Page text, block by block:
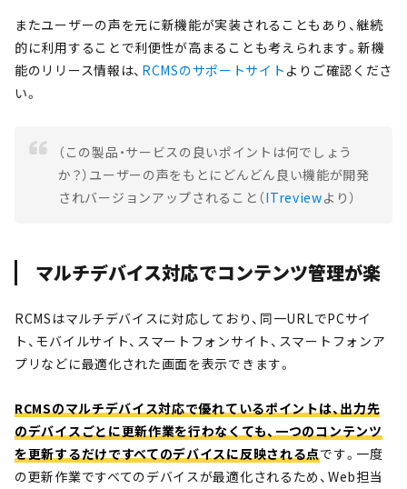
またユーザーの声を元に新機能が実装されることもあり、継続
的に利用することで利便性が高まることも考えられます。新機
能のリリース情報は、 RCMSのサポートサイト よりご確認くださ
い。
（この製品・サービスの良いポイントは何でしょう
か？）ユーザーの声をもとにどんどん良い機能が開発
されバージョンアップされること（ITreviewより）
マルチデバイス対応でコンテンツ管理が楽
RCMSはマルチデバイスに対応しており、同一URLでPCサイ
ト、モバイルサイト、スマートフォンサイト、スマートフォンア
プリなどに最適化された画面を表示できます。
RCMSのマルチデバイス対応で優れているポイントは、出力先
のデバイスごとに更新作業を行わなくても、一つのコンテンツ
を更新するだけですべてのデバイスに反映される点です。一度
の更新作業ですべてのデバイスが最適化されるため、Web担当